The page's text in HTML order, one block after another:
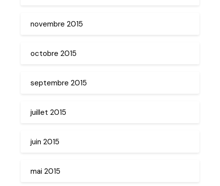
novembre 2015
octobre 2015
septembre 2015
juillet 2015
juin 2015
mai 2015